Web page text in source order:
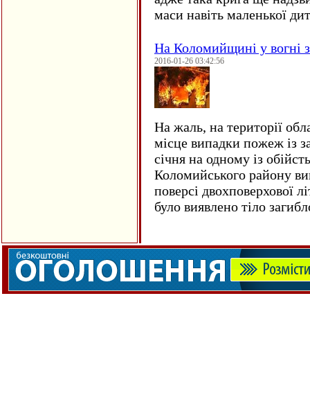
маси навіть маленької
На Коломийщині у вогні
2016-01-26 03:42:56
На жаль, на території
місце випадки пожеж із
січня на одному із
Коломийського району
поверсі двохповерхової
було виявлено тіло